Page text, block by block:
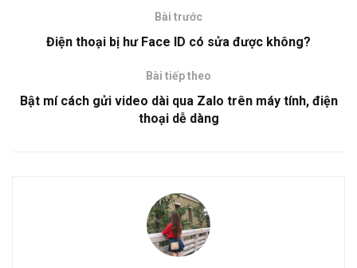
Bài trước
Điện thoại bị hư Face ID có sửa được không?
Bài tiếp theo
Bật mí cách gửi video dài qua Zalo trên máy tính, điện
thoại dễ dàng